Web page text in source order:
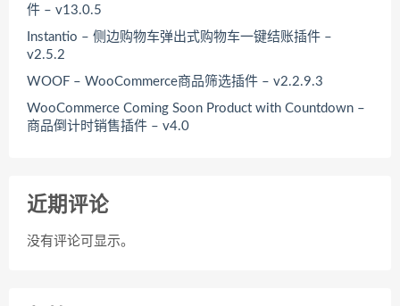
件 – v13.0.5
Instantio – 侧边购物车弹出式购物车一键结账插件 –
v2.5.2
WOOF – WooCommerce商品筛选插件 – v2.2.9.3
WooCommerce Coming Soon Product with Countdown –
商品倒计时销售插件 – v4.0
近期评论
没有评论可显示。